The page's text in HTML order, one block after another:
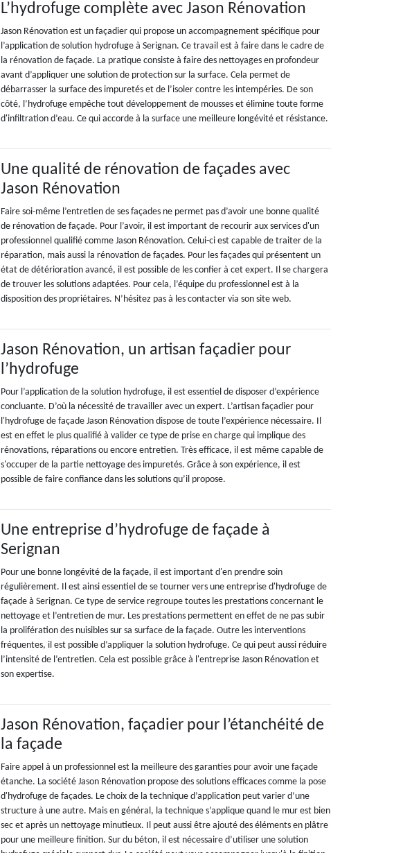
L’hydrofuge complète avec Jason Rénovation
Jason Rénovation est un façadier qui propose un accompagnement spécifique pour
l’application de solution hydrofuge à Serignan. Ce travail est à faire dans le cadre de
la rénovation de façade. La pratique consiste à faire des nettoyages en profondeur
avant d’appliquer une solution de protection sur la surface. Cela permet de
débarrasser la surface des impuretés et de l’isoler contre les intempéries. De son
côté, l’hydrofuge empêche tout développement de mousses et élimine toute forme
d'infiltration d’eau. Ce qui accorde à la surface une meilleure longévité et résistance.
Une qualité de rénovation de façades avec
Jason Rénovation
Faire soi-même l’entretien de ses façades ne permet pas d’avoir une bonne qualité
de rénovation de façade. Pour l’avoir, il est important de recourir aux services d'un
professionnel qualifié comme Jason Rénovation. Celui-ci est capable de traiter de la
réparation, mais aussi la rénovation de façades. Pour les façades qui présentent un
état de détérioration avancé, il est possible de les confier à cet expert. Il se chargera
de trouver les solutions adaptées. Pour cela, l’équipe du professionnel est à la
disposition des propriétaires. N’hésitez pas à les contacter via son site web.
Jason Rénovation, un artisan façadier pour
l’hydrofuge
Pour l’application de la solution hydrofuge, il est essentiel de disposer d’expérience
concluante. D’où la nécessité de travailler avec un expert. L’artisan façadier pour
l'hydrofuge de façade Jason Rénovation dispose de toute l’expérience nécessaire. Il
est en effet le plus qualifié à valider ce type de prise en charge qui implique des
rénovations, réparations ou encore entretien. Très efficace, il est même capable de
s'occuper de la partie nettoyage des impuretés. Grâce à son expérience, il est
possible de faire confiance dans les solutions qu’il propose.
Une entreprise d’hydrofuge de façade à
Serignan
Pour une bonne longévité de la façade, il est important d'en prendre soin
régulièrement. Il est ainsi essentiel de se tourner vers une entreprise d'hydrofuge de
façade à Serignan. Ce type de service regroupe toutes les prestations concernant le
nettoyage et l’entretien de mur. Les prestations permettent en effet de ne pas subir
la prolifération des nuisibles sur sa surface de la façade. Outre les interventions
fréquentes, il est possible d’appliquer la solution hydrofuge. Ce qui peut aussi réduire
l’intensité de l’entretien. Cela est possible grâce à l'entreprise Jason Rénovation et
son expertise.
Jason Rénovation, façadier pour l’étanchéité de
la façade
Faire appel à un professionnel est la meilleure des garanties pour avoir une façade
étanche. La société Jason Rénovation propose des solutions efficaces comme la pose
d'hydrofuge de façades. Le choix de la technique d’application peut varier d’une
structure à une autre. Mais en général, la technique s’applique quand le mur est bien
sec et après un nettoyage minutieux. Il peut aussi être ajouté des éléments en plâtre
pour une meilleure finition. Sur du béton, il est nécessaire d’utiliser une solution